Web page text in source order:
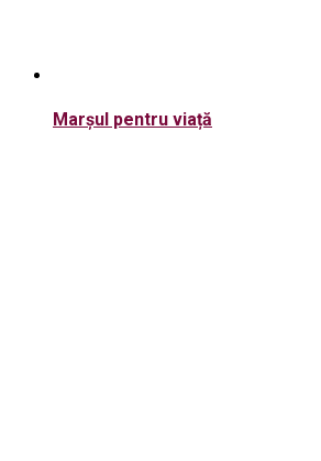
Marșul pentru viață